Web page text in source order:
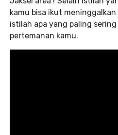
kamu bisa ikut
istilah apa yang paling
pertemanan kamu.